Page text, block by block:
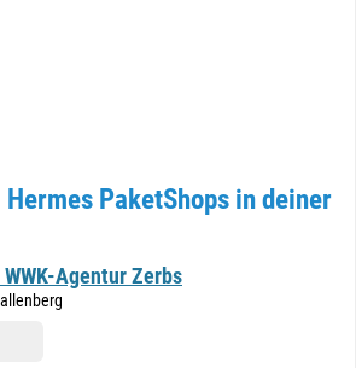
PaketShops in deiner
Agentur Zerbs